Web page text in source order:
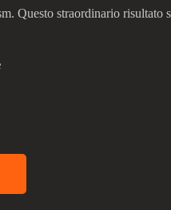
straordinario risultato